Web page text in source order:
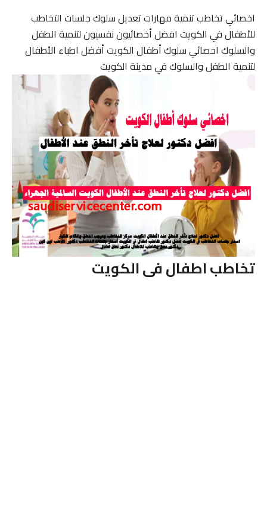
اخصائي تخاطب تنمية مهارات تعديل سلوك جلسات التخاطب
للأطفال في الكويت افضل أخصائيون نفسيون لتنمية الطفل
والسلوك اخصائي سلوك أطفال الكويت أفضل اطباء الأطفال
لتنمية الطفل والسلوك في مدينة الكويت
تخاطب اطفال فى الكويت